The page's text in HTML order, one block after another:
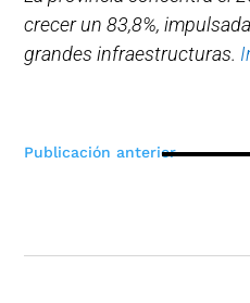
crecer un 83,8%,
grandes infraestructuras.
Navegación
Publicación anterior